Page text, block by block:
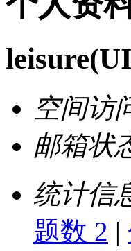
leisure
空间访
邮箱状
统计信
题数 2 |